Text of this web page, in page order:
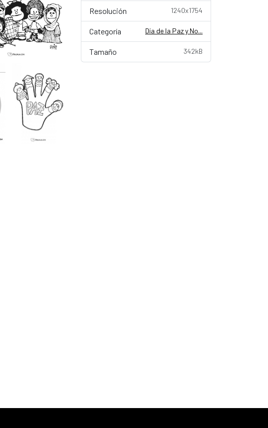
Resolución 1240x1754
Categoría Día de la Paz y No...
Tamaño 342kB